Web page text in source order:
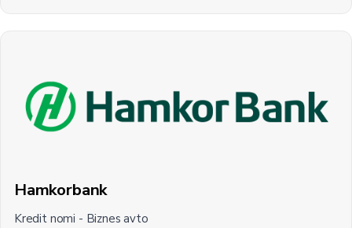
Hamkorbank
Kredit nomi - Biznes avto